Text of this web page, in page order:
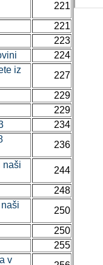
221
221
223
224
iz
227
229
229
234
236
naši
244
248
250
250
255
v